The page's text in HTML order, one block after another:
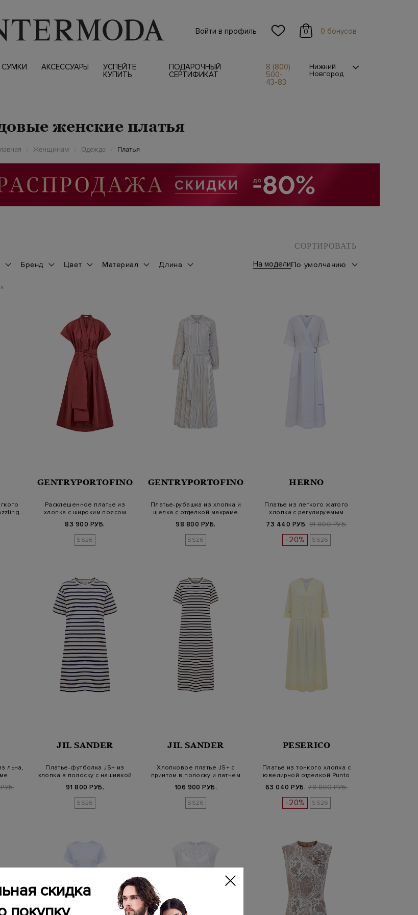
Войти в профиль 0 0 бонусов
СУМКИ АКСЕССУАРЫ
УСПЕЙТЕ
КУПИТЬ
ПОДАРОЧНЫЙ
СЕРТИФИКАТ
8 (800)
500-
43-83
Нижний
Новгород
женские платья
/ Женщинам / Одежда / Платья
Бренд Цвет Материал
Длина
На модели
СОРТИРОВАТЬ
По умолчанию
GENTRYPORTOFINO
Расклешенное платье из
хлопка с широким поясом
83 900 РУБ.
SS26
GENTRYPORTOFINO
Платье-рубашка из хлопка и
шелка с отделкой макраме
98 800 РУБ.
SS26
HERNO
Платье из легкого жатого
хлопка с регулируемым
73 440 РУБ. 91 800 РУБ.
-20% SS26
льна,
JIL SANDER
Платье-футболка JS+ из
хлопка в полоску с нашивкой
91 800 РУБ.
SS26
JIL SANDER
Хлопковое платье JS+ с
принтом в полоску и патчем
106 900 РУБ.
SS26
PESERICO
Платье из тонкого хлопка с
ювелирной отделкой Punto
63 040 РУБ. 78 800 РУБ.
-20% SS26
скидка